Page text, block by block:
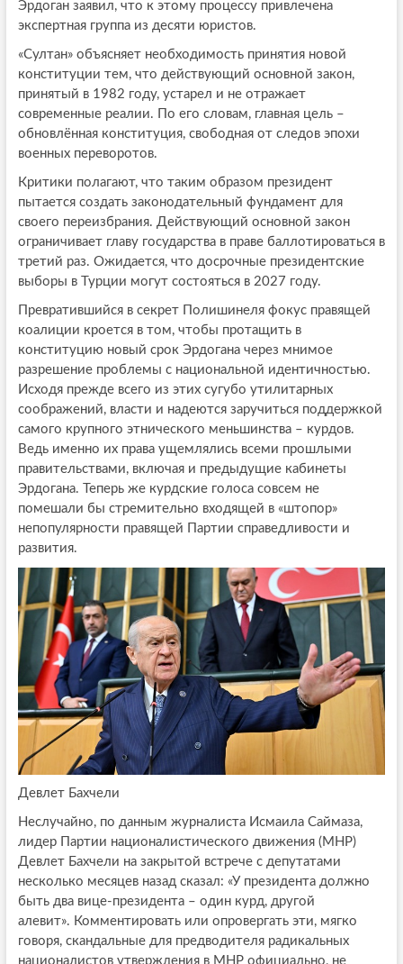
Эрдоган заявил, что к этому процессу привлечена
экспертная группа из десяти юристов.
«Султан» объясняет необходимость принятия новой
конституции тем, что действующий основной закон,
принятый в 1982 году, устарел и не отражает
современные реалии. По его словам, главная цель –
обновлённая конституция, свободная от следов эпохи
военных переворотов.
Критики полагают, что таким образом президент
пытается создать законодательный фундамент для
своего переизбрания. Действующий основной закон
ограничивает главу государства в праве баллотироваться в
третий раз. Ожидается, что досрочные президентские
выборы в Турции могут состояться в 2027 году.
Превратившийся в секрет Полишинеля фокус правящей
коалиции кроется в том, чтобы протащить в
конституцию новый срок Эрдогана через мнимое
разрешение проблемы с национальной идентичностью.
Исходя прежде всего из этих сугубо утилитарных
соображений, власти и надеются заручиться поддержкой
самого крупного этнического меньшинства – курдов.
Ведь именно их права ущемлялись всеми прошлыми
правительствами, включая и предыдущие кабинеты
Эрдогана. Теперь же курдские голоса совсем не
помешали бы стремительно входящей в «штопор»
непопулярности правящей Партии справедливости и
развития.
Девлет Бахчели
Неслучайно, по данным журналиста Исмаила Саймаза,
лидер Партии националистического движения (МНР)
Девлет Бахчели на закрытой встрече с депутатами
несколько месяцев назад сказал: «У президента должно
быть два вице-президента – один курд, другой
алевит». Комментировать или опровергать эти, мягко
говоря, скандальные для предводителя радикальных
националистов утверждения в МНР официально, не